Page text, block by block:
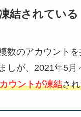
結されている
数のアカウント
しが、2021年5月
ウントが凍結さ